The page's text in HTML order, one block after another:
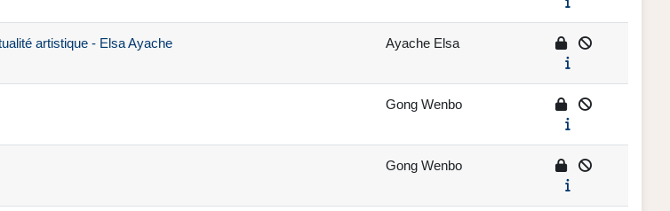
artistique - Elsa Ayache Ayache Elsa
Gong Wenbo
Gong Wenbo